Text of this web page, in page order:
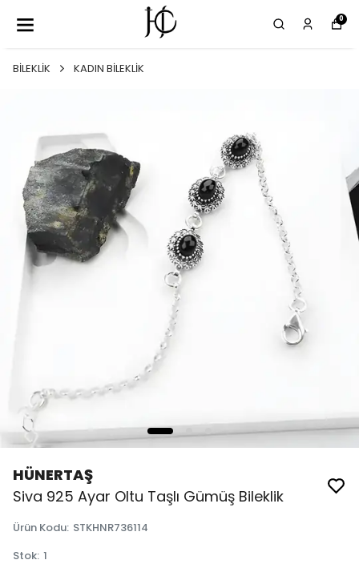
0
BİLEKLİK KADIN BİLEKLİK
HÜNERTAŞ
Siva 925 Ayar Oltu Taşlı Gümüş Bileklik
Ürün Kodu: STKHNR736114
Stok: 1